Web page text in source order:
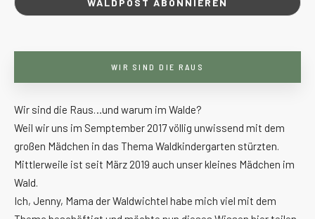
WIR SIND DIE RAUS
Wir sind die Raus…und warum im Walde?
Weil wir uns im Semptember 2017 völlig unwissend mit dem
großen Mädchen in das Thema Waldkindergarten stürzten.
Mittlerweile ist seit März 2019 auch unser kleines Mädchen im
Wald.
Ich, Jenny, Mama der Waldwichtel habe mich viel mit dem